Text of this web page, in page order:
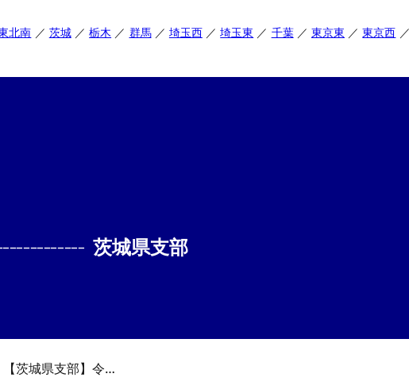
北南 茨城 栃木 群馬 埼玉西 埼玉東 千葉 東京東 東京西
茨城県支部
【茨城県支部】令和7年度 2024年度版(ベーシック)指導者ライセンス講習会の開催